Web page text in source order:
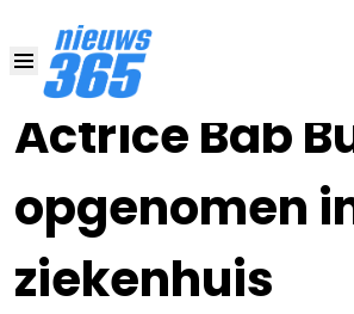
Actrice Bab
opgenomen
ziekenhuis
11 JAN 2024, 20:00